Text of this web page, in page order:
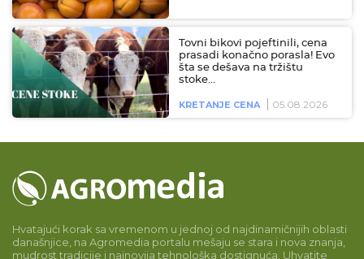
Tovni bikovi pojeftinili, cena
prasadi konačno porasla! Evo
šta se dešava na tržištu
stoke…
KRETANJE CENA 05.08.2026
Hvatajući korak sa vremenom u jednoj od najdinamičnijih oblasti
današnjice, na Agromedia portalu mešaju se stara i nova znanja,
mudrost tradicije i najnovija tehnološka dostignuća. Uhvatite